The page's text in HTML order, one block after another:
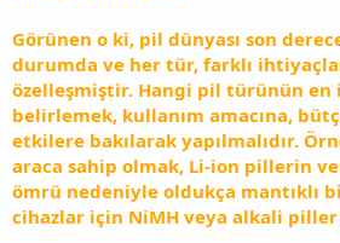
Görünen o ki, pil dünyası son
durumda ve her tür, farklı
özelleşmiştir. Hangi pil türünün en
belirlemek, kullanım amacına,
etkilere bakılarak yapılmalıdır.
araca sahip olmak, Li-ion pillerin
ömrü nedeniyle oldukça mantıklı
cihazlar için NiMH veya alkali